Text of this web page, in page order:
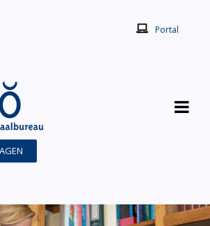
Portal